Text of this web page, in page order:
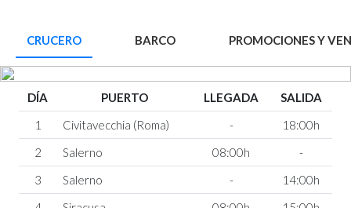
CRUCERO BARCO PROMOCIONES Y
DÍA PUERTO LLEGADA
SALIDA
1
Civitavecchia (Roma) -
18:00h
2
Salerno 08:00h
-
3
Salerno -
14:00h